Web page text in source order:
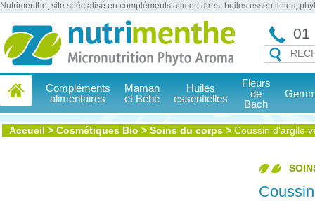
Nutrimenthe, site spécialisé en compléments alimentaires, huiles essentielles,
01
Compléments
alimentaires
Maman
et Bébé
Huiles
essentielles
Fleurs
de
Bach
Accueil > Cosmétiques Bio > Soins du corps > Coussin d'argile